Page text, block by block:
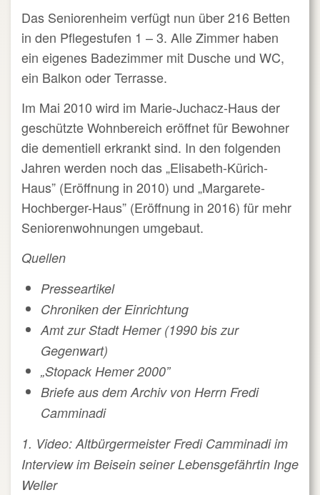
Das Seniorenheim verfügt nun über 216 Betten
in den Pflegestufen 1 – 3. Alle Zimmer haben
ein eigenes Badezimmer mit Dusche und WC,
ein Balkon oder Terrasse.
Im Mai 2010 wird im Marie-Juchacz-Haus der
geschützte Wohnbereich eröffnet für Bewohner
die dementiell erkrankt sind. In den folgenden
Jahren werden noch das „Elisabeth-Kürich-
Haus” (Eröffnung in 2010) und „Margarete-
Hochberger-Haus” (Eröffnung in 2016) für mehr
Seniorenwohnungen umgebaut.
Quellen
Presseartikel
Chroniken der Einrichtung
Amt zur Stadt Hemer (1990 bis zur
Gegenwart)
„Stopack Hemer 2000”
Briefe aus dem Archiv von Herrn Fredi
Camminadi
1. Video: Altbürgermeister Fredi Camminadi im
Interview im Beisein seiner Lebensgefährtin Inge
Weller